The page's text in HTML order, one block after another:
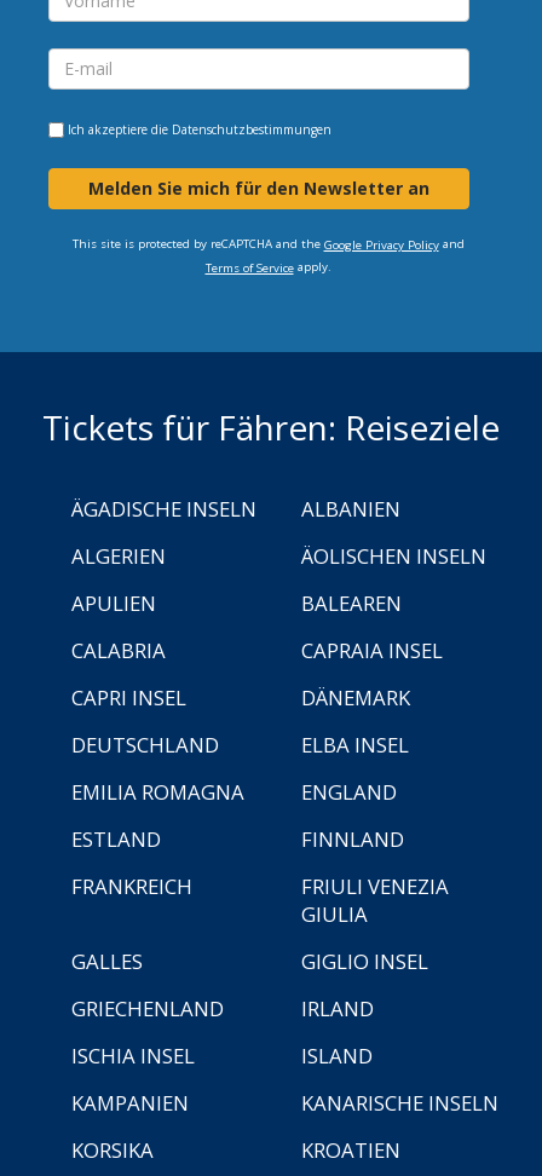
Ich akzeptiere die Datenschutzbestimmungen
Melden Sie mich für den Newsletter an
This site is protected by reCAPTCHA and the Google Privacy Policyand
Terms of Serviceapply.
Tickets für Fähren: Reiseziele
ÄGADISCHE INSELN
ALBANIEN
ALGERIEN
ÄOLISCHEN INSELN
APULIEN
BALEAREN
CALABRIA
CAPRAIA INSEL
CAPRI INSEL
DÄNEMARK
DEUTSCHLAND
ELBA INSEL
EMILIA ROMAGNA
ENGLAND
ESTLAND
FINNLAND
FRANKREICH
FRIULI VENEZIA
GIULIA
GALLES
GIGLIO INSEL
GRIECHENLAND
IRLAND
ISCHIA INSEL
ISLAND
KAMPANIEN
KANARISCHE INSELN
KORSIKA
KROATIEN